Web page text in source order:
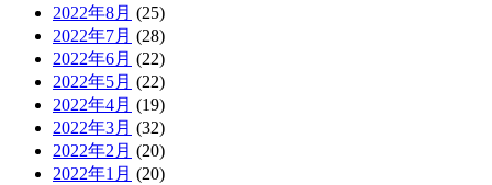
2022年8月 (25)
2022年7月 (28)
2022年6月 (22)
2022年5月 (22)
2022年4月 (19)
2022年3月 (32)
2022年2月 (20)
2022年1月 (20)